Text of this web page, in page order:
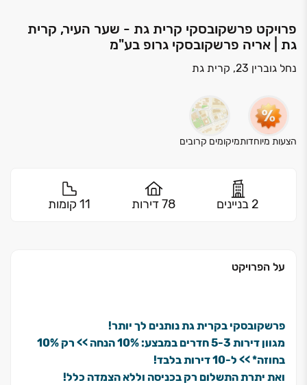
פרויקט פרשקובסקי קרית גת - שער העיר, קרית
גת | אריה פרשקובסקי גרופ בע"מ
נחל גוברין 23, קרית גת
הצעות מיוחדותמיקומים קרובים
2 בניינים 78 דירות 11 קומות
על הפרויקט
פרשקובסקי בקרית גת נותנים לך יותר!
מגוון דירות ‏3‏-‏5 חדרים במבצע: ‏10% הנחה >> רק ‏10%
בחוזה* >> ל‏-‏10 דירות בלבד!
ואת יתרת התשלום רק בכניסה וללא הצמדה כלל!